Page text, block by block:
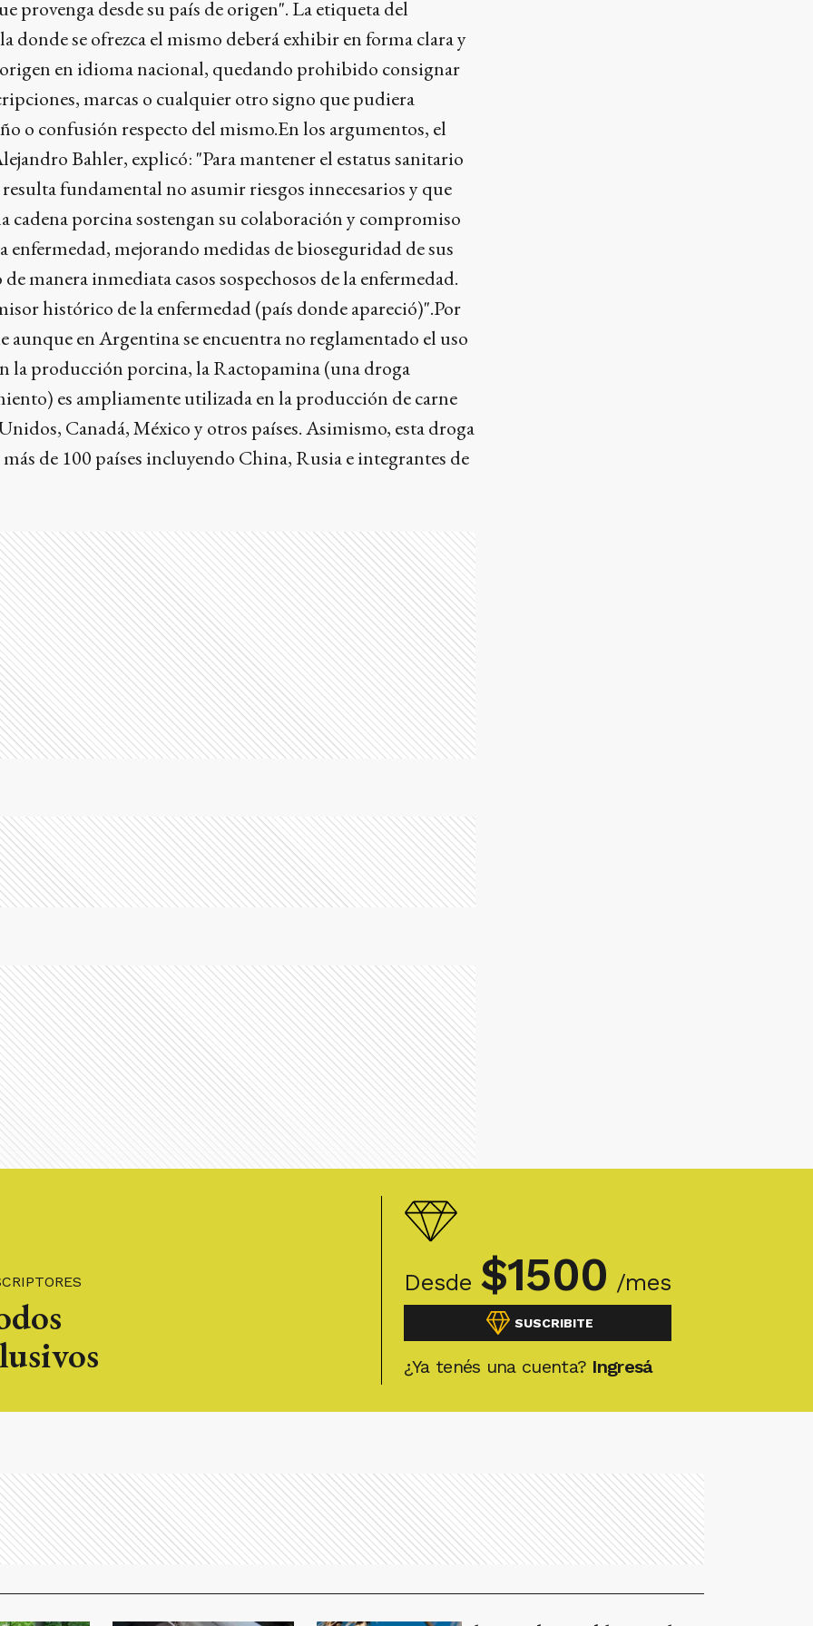
Desde $1500 /mes
SUSCRIBITE
¿Ya tenés una cuenta? Ingresá
provenga desde su país de origen". La etiqueta del
donde se ofrezca el mismo deberá exhibir en forma clara y
en idioma nacional, quedando prohibido consignar
marcas o cualquier otro signo que pudiera
o confusión respecto del mismo.En los argumentos, el
Bahler, explicó: "Para mantener el estatus sanitario
fundamental no asumir riesgos innecesarios y que
cadena porcina sostengan su colaboración y compromiso
enfermedad, mejorando medidas de bioseguridad de sus
manera inmediata casos sospechosos de la enfermedad.
histórico de la enfermedad (país donde apareció)".Por
aunque en Argentina se encuentra no reglamentado el uso
la producción porcina, la Ractopamina (una droga
es ampliamente utilizada en la producción de carne
Canadá, México y otros países. Asimismo, esta droga
de 100 países incluyendo China, Rusia e integrantes de